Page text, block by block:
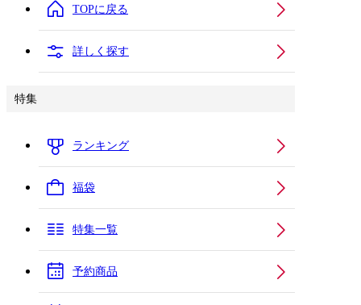
TOPに戻る
詳しく探す
特集
ランキング
福袋
特集一覧
予約商品